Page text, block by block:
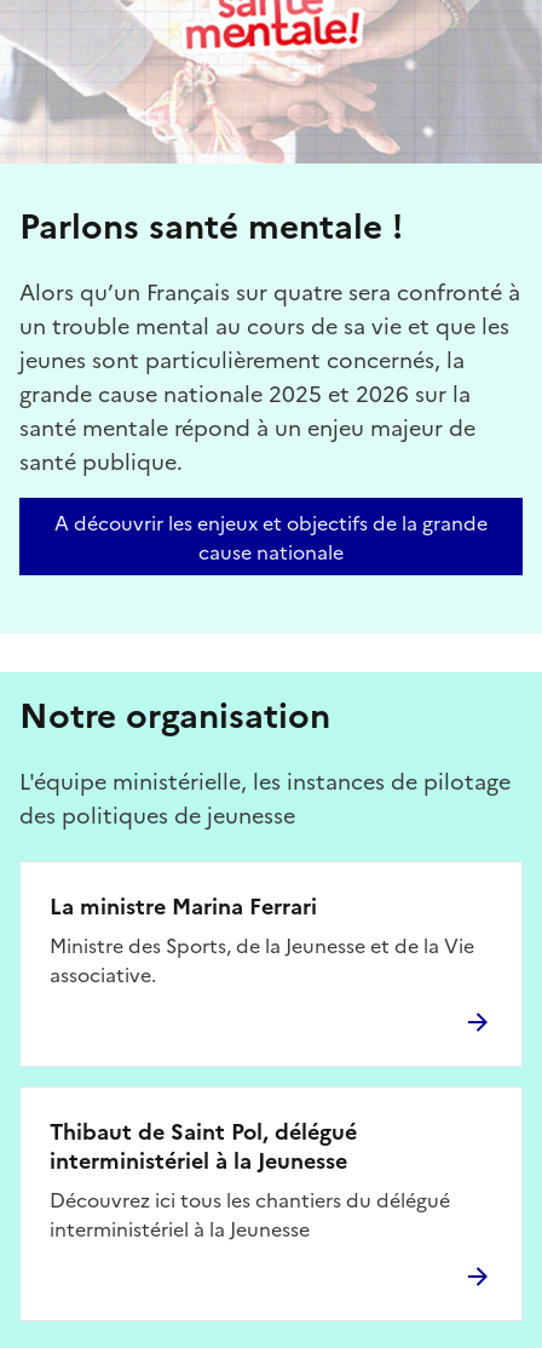
Parlons santé mentale !
Alors qu’un Français sur quatre sera confronté à
un trouble mental au cours de sa vie et que les
jeunes sont particulièrement concernés, la
grande cause nationale 2025 et 2026 sur la
santé mentale répond à un enjeu majeur de
santé publique.
A découvrir les enjeux et objectifs de la grande
cause nationale
Notre organisation
L'équipe ministérielle, les instances de pilotage
des politiques de jeunesse
La ministre Marina Ferrari
Ministre des Sports, de la Jeunesse et de la Vie
associative.
Thibaut de Saint Pol, délégué
interministériel à la Jeunesse
Découvrez ici tous les chantiers du délégué
interministériel à la Jeunesse